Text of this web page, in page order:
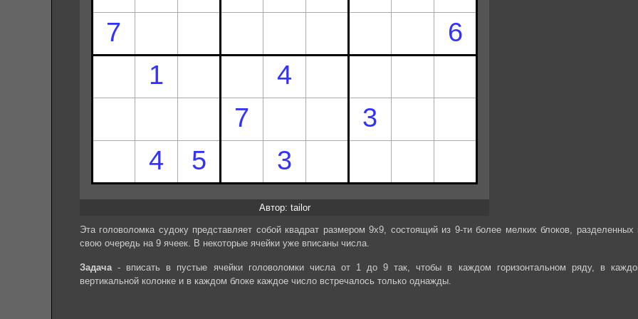
Автор: tailor
Эта головоломка судоку представляет собой квадрат размером 9х9, состоящий из 9-ти более мелких блоков, разделенных
свою очередь на 9 ячеек. В некоторые ячейки уже вписаны числа.
Задача- вписать в пустые ячейки головоломки числа от 1 до 9 так, чтобы в каждом горизонтальном ряду, в
вертикальной колонке и в каждом блоке каждое число встречалось только однажды.